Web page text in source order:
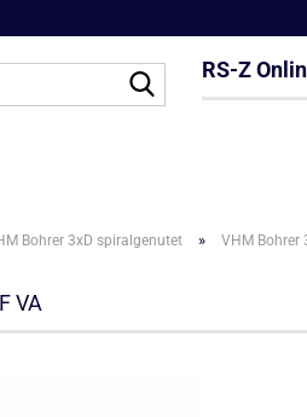
Suche...RS-Z
Bohrer 3xD spiralgenutet » VHM Bohrer
VA